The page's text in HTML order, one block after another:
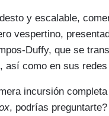
y escalable,
vespertino,
Duffy, que se
así como en sus
incursión
, podrías